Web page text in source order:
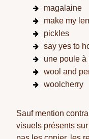
magalaine
make my
pickles
say yes to
une poule à
wool and
woolcherry
Sauf mention
visuels présents